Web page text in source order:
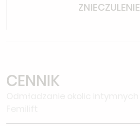
ZNIECZULENIE
CENNIK